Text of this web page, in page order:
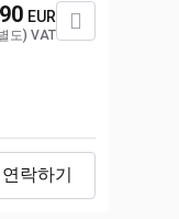
EUR
도) VAT
락하기